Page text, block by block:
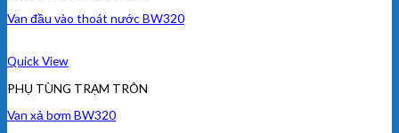
Van đầu vào thoát nước BW320
Quick View
PHỤ TÙNG TRẠM TRÔN
Van xả bơm BW320